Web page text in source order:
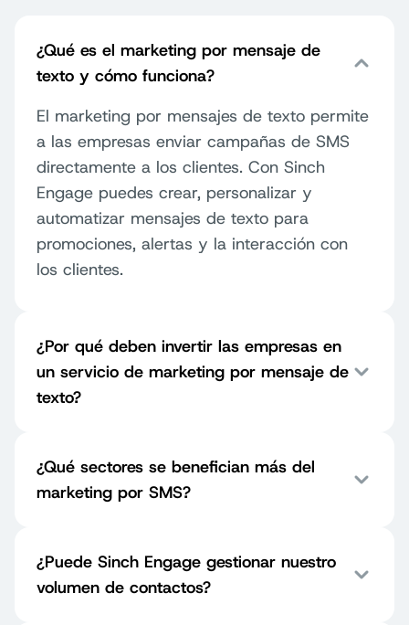
¿Qué es el marketing por mensaje de
texto y cómo funciona?
El marketing por mensajes de texto permite
a las empresas enviar campañas de SMS
directamente a los clientes. Con Sinch
Engage puedes crear, personalizar y
automatizar mensajes de texto para
promociones, alertas y la interacción con
los clientes.
¿Por qué deben invertir las empresas en
un servicio de marketing por mensaje de
texto?
¿Qué sectores se benefician más del
marketing por SMS?
¿Puede Sinch Engage gestionar nuestro
volumen de contactos?